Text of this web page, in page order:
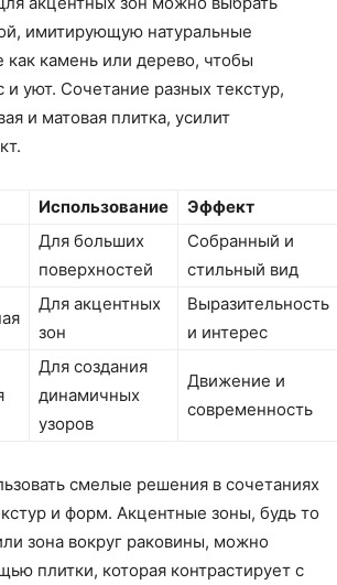
имитирующую натуральные
как камень или дерево, чтобы
и уют. Сочетание разных текстур,
и матовая плитка, усилит
Использование Эффект
Для больших
поверхностей
Собранный и
стильный вид
Для акцентных
зон
Выразительность
и интерес
Для создания
динамичных
узоров
Движение и
современность
смелые решения в сочетаниях
и форм. Акцентные зоны, будь то
зона вокруг раковины, можно
плитки, которая контрастирует с